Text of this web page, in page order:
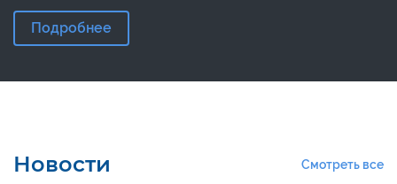
Подробнее
Новости Смотреть все